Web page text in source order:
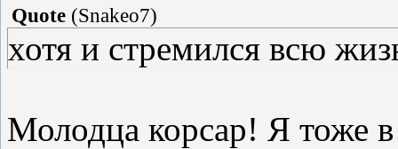
Quote (Snakeo7)
хотя и стремился всю
Молодца корсар! Я тоже